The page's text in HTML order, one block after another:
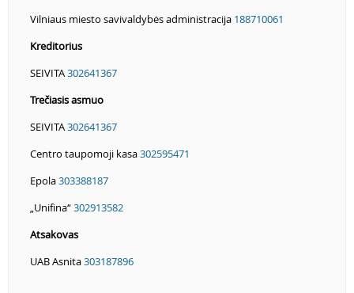
Vilniaus miesto savivaldybės administracija 188710061
Kreditorius
SEIVITA302641367
Trečiasis asmuo
SEIVITA302641367
Centro taupomoji kasa302595471
Epola303388187
„Unifina“302913582
Atsakovas
UAB Asnita303187896